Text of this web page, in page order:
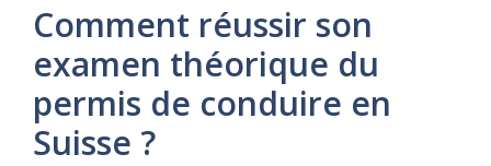
Comment réussir son
examen théorique du
permis de conduire en
Suisse ?